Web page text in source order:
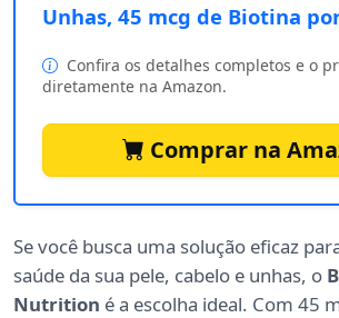
Unhas, 45 mcg de Biotina
Confira os detalhes completos e o
diretamente na Amazon.
Comprar na
Se você busca uma solução eficaz
saúde da sua pele, cabelo e unhas, o
Nutrition é a escolha ideal. Com 45